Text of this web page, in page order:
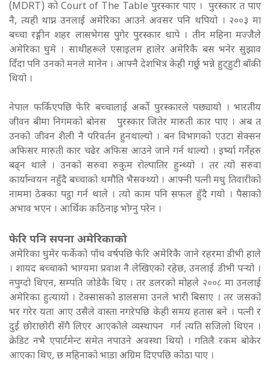
(MDRT) को Court of The Table पुरस्कार पाए । पुरस्कार त पाए
नै, त्यही थाप्न उनलाई अमेरिका आउने अवसर पनि थपियो । २००३ मा
बच्चा रङ्गीन शहर लासभेगस पुगेर पुरस्कार थापे । तीन महिना मज्जैले
अमेरिका घुमे । साथीहरूले एसाइलम हालेर अमेरिकै बस भनेर सुझाव
दिँदा पनि उनको मनले मानेन । आफ्नै देशभित्र केही गर्छु भन्ने हुट्हुटी बाँकी
थियो ।
नेपाल फर्किएपछि फेरि बच्चालाई अर्को पुरस्कारले पछ्यायो । भारतीय
जीवन बीमा निगमको बोनस पुरस्कार जितेर मारुती कार पाए । अब त
उनको जीवन शैली नै परिवर्तन हुनथाल्यो । बन विभागको एउटा सेक्सन
अफिसर मारुती कार चढेर अफिस आउने जाने गर्न थाल्यो । इर्ष्या गर्नेहरु
बढ्न थाले । उनको सरुवा रुकुम रोल्पातिर हुन्थ्यो । तर त्यो सरुवा
कार्यान्वयन नहुँदै बच्चाको थमौति भैसक्थ्यो । आफ्नी पत्नी मधु तिवारीको
नाममा ठेक्का पट्ठा गर्न थाले । त्यो काम पनि सफल हुँदै गयो । पैसाको
अभाव भएन । आर्थिक कठिनाइ भोग्नु परेन ।
फेरि पनि सपना अमेरिकाको
अमेरिका घुमेर फर्केको पाँच वर्षपछि फेरि अमेरिकै जाने रहरमा डीभी हाले
। शायद बच्चाको भाग्यमा प्रवाश नै लेखिएको रहेछ, उनलाई डीभी पर्‍यो ।
नपुग्दो थिएन, सम्पति जोडेकै थिए । तर डलरको मोहले २००८ मा उनलाई
अमेरिका हुत्यायो । टेक्सासको डालसमा उनले भारी बिसाए । तर जसको
भर गरेर यता आए उसैले वास्ता नगरेपछि केही समय हतास बने । पत्नी र
दुई छोराछोरी सँगै लिएर आएकोले व्यस्थापन गर्न त्यति सजिलो थिएन ।
क्रेडिट नभै एपार्टमेन्ट समेत नपाउने अवस्था थियो । गतिलै रकम बोकेर
आएका थिए, छ महिनाको भाडा अग्रिम दिएपछि कोठा पाए ।